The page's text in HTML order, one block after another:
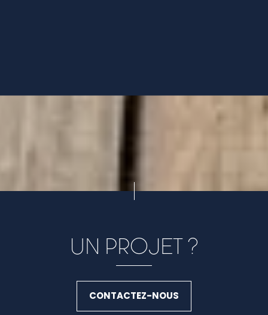
UN PROJET ?
CONTACTEZ-NOUS